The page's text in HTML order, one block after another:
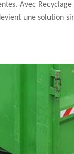
Avec
une solution